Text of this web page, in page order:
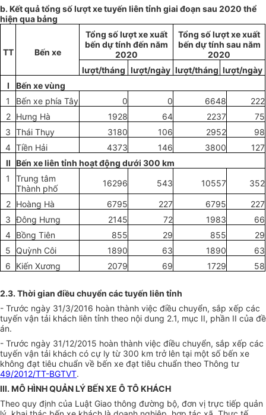
b. Kết quả tổng số lượt xe tuyến liên tỉnh giai đoạn sau 2020 thể
hiện qua bảng
TT Bến xe
Tổng số lượt xe xuất
bến dự tính đến năm
2020
Tổng số lượt xe xuất
bến dự tính sau năm
2020
lượt/tháng
lượt/ngày lượt/tháng lượt/ngày
I
Bến xe vùng
1
Bến xe phía Tây 0 0 6648
222
2 Hưng Hà 1928 64 2237
75
3
Thái Thụy 3180 106 2952
98
4 Tiền Hải 4373 146 3800
127
II
Bến xe liên tỉnh hoạt động dưới 300 km
1
Trung tâm
Thành phố
16296 543 10557 352
2 Hoàng Hà 6795 227 6795
227
3
Đông Hưng 2145 72 1983
66
4 Bồng Tiên 855 29 855
29
5
Quỳnh Côi 1890 63 1890
63
6
Kiến Xương 2079 69 1729 58
2.3. Thời gian điều chuyển các tuyến liên tỉnh
- Trước ngày 31/3/2016 hoàn thành việc điều chuyển, sắp xếp các
tuyến vận tải khách liên tỉnh theo nội dung 2.1, mục II, phần II của đề
án.
- Trước ngày 31/12/2015 hoàn thành việc điều chuyển, sắp xếp các
tuyến vận tải khách có cự ly từ 300 km trở lên tại một số bến xe
không đạt tiêu chuẩn về bến xe đạt tiêu chuẩn theo Thông tư
49/2012/TT-BGTVT.
III. MÔ HÌNH QUẢN LÝ BẾN XE Ô TÔ KHÁCH
Theo quy định của Luật Giao thông đường bộ, đơn vị trực tiếp quản